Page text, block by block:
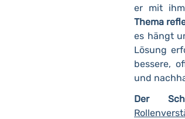
er mit
Thema
es hängt
Lösung
bessere,
und
Der